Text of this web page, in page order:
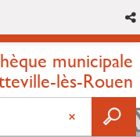
municipale
lès-Rouen